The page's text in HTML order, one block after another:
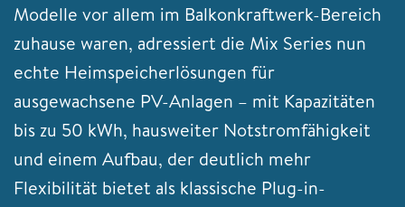
Modelle vor allem im Balkonkraftwerk-Bereich
zuhause waren, adressiert die Mix Series nun
echte Heimspeicherlösungen für
ausgewachsene PV-Anlagen – mit Kapazitäten
bis zu 50 kWh, hausweiter Notstromfähigkeit
und einem Aufbau, der deutlich mehr
Flexibilität bietet als klassische Plug-in-